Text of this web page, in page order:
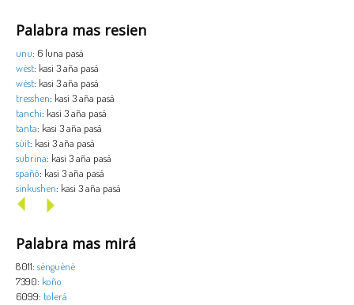
Palabra mas resien
unu: 6 luna pasá
wèst: kasi 3 aña pasá
wèst: kasi 3 aña pasá
tresshen: kasi 3 aña pasá
tanchi: kasi 3 aña pasá
tanta: kasi 3 aña pasá
sùit: kasi 3 aña pasá
subrina: kasi 3 aña pasá
spañó: kasi 3 aña pasá
sinkushen: kasi 3 aña pasá
Palabra mas mirá
8011: sènguènè
7390: koño
6099: tolerá